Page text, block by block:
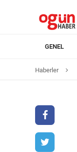
GENEL
Haberler